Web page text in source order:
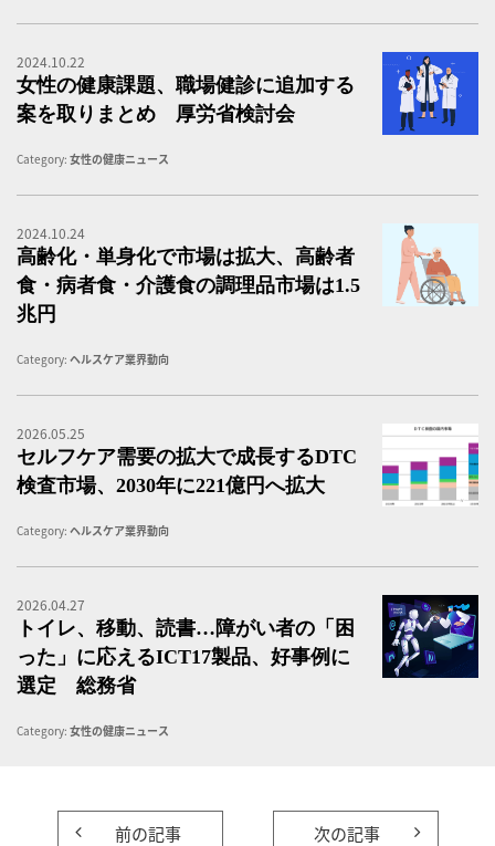
2024.10.22
女性の健康課題、職場健診に追加する
案を取りまとめ 厚労省検討会
Category: 女性の健康ニュース
2024.10.24
高齢化・単身化で市場は拡大、高齢者
食・病者食・介護食の調理品市場は1.5
兆円
Category: ヘルスケア業界動向
2026.05.25
セルフケア需要の拡大で成長するDTC
検査市場、2030年に221億円へ拡大
Category: ヘルスケア業界動向
2026.04.27
トイレ、移動、読書…障がい者の「困
った」に応えるICT17製品、好事例に
選定 総務省
Category: 女性の健康ニュース
前の記事 次の記事